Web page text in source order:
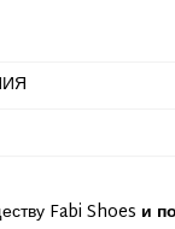
Fabi Shoes и